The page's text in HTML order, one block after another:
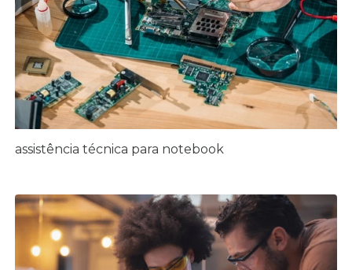
assistência técnica para notebook